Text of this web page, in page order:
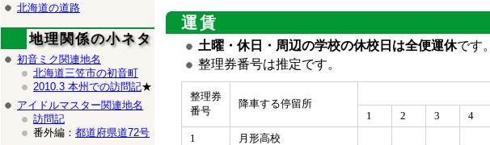
運賃
土曜・休日・周辺の学校の休校日は全便運休です。
整理券番号は推定です。
整理券
番号
降車する停留所
1
2 3 4
1
月形高校
北海道の道路
地理関係の小ネタ
初音ミク関連地名
北海道三笠市の初音町
2010.3 本州での訪問記★
アイドルマスター関連地名
訪問記
番外編： 都道府県道72号